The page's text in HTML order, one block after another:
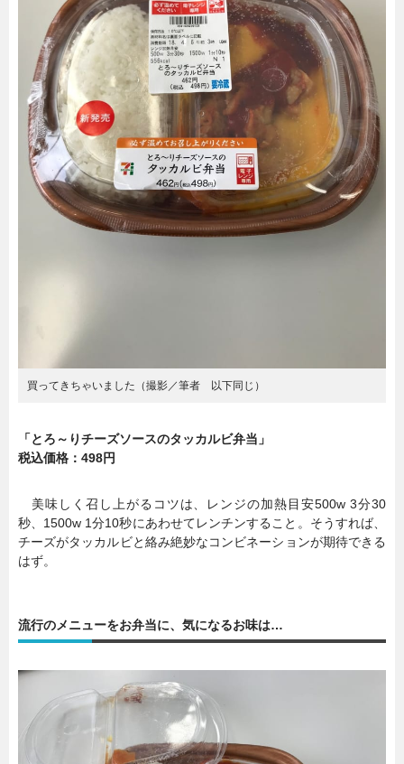
買ってきちゃいました（撮影／筆者 以下同じ）
「とろ～りチーズソースのタッカルビ弁当」
税込価格：498円
美味しく召し上がるコツは、レンジの加熱目安500w 3分30
秒、1500w 1分10秒にあわせてレンチンすること。そうすれば、
チーズがタッカルビと絡み絶妙なコンビネーションが期待できる
はず。
流行のメニューをお弁当に、気になるお味は…